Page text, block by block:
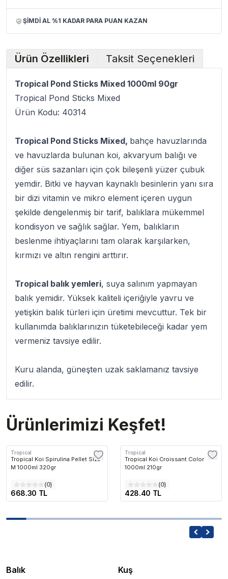
ŞİMDİ AL %1 KADAR PARA PUAN KAZAN
Ürün Özellikleri Taksit Seçenekleri
Tropical Pond Sticks Mixed 1000ml 90gr
Tropical Pond Sticks Mixed
Ürün Kodu: 40314
Tropical Pond Sticks Mixed, bahçe havuzlarında
ve havuzlarda bulunan koi, akvaryum balığı ve
diğer süs sazanları için çok bileşenli yüzer çubuk
yemdir. Bitki ve hayvan kaynaklı besinlerin yanı sıra
bir dizi vitamin ve mikro element içeren uygun
şekilde dengelenmiş bir tarif, balıklara mükemmel
kondisyon ve sağlık sağlar. Yem, balıkların
beslenme ihtiyaçlarını tam olarak karşılarken,
kırmızı ve altın rengini arttırır.
Tropical balık yemleri, suya salınım yapmayan
balık yemidir. Yüksek kaliteli içeriğiyle yavru ve
yetişkin balık türleri için üretimi mevcuttur. Tek bir
kullanımda balıklarınızın tüketebileceği kadar yem
vermeniz tavsiye edilir.
Kuru alanda, güneşten uzak saklamanız tavsiye
edilir.
Ürünlerimizi Keşfet!
Tropical
Tropical Koi Spirulina Pellet Size
M 1000ml 320gr
(0)
668.30 TL
Tropical
Tropical Koi Croissant Color
1000ml 210gr
(0)
428.40 TL
Balık Kuş